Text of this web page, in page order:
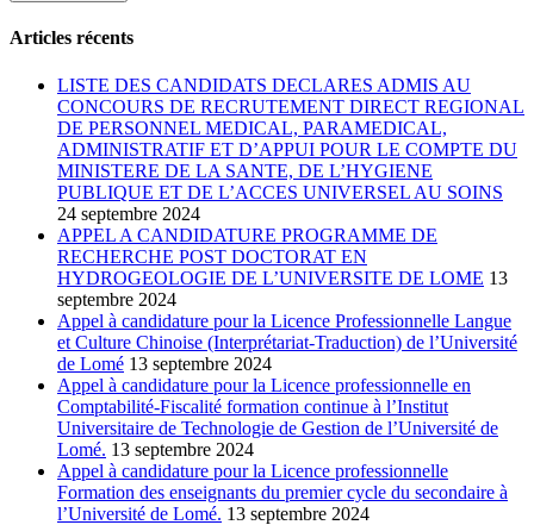
Articles récents
LISTE DES CANDIDATS DECLARES ADMIS AU
CONCOURS DE RECRUTEMENT DIRECT REGIONAL
DE PERSONNEL MEDICAL, PARAMEDICAL,
ADMINISTRATIF ET D’APPUI POUR LE COMPTE DU
MINISTERE DE LA SANTE, DE L’HYGIENE
PUBLIQUE ET DE L’ACCES UNIVERSEL AU SOINS
24 septembre 2024
APPEL A CANDIDATURE PROGRAMME DE
RECHERCHE POST DOCTORAT EN
HYDROGEOLOGIE DE L’UNIVERSITE DE LOME 13
septembre 2024
Appel à candidature pour la Licence Professionnelle Langue
et Culture Chinoise (Interprétariat-Traduction) de l’Université
de Lomé 13 septembre 2024
Appel à candidature pour la Licence professionnelle en
Comptabilité-Fiscalité formation continue à l’Institut
Universitaire de Technologie de Gestion de l’Université de
Lomé. 13 septembre 2024
Appel à candidature pour la Licence professionnelle
Formation des enseignants du premier cycle du secondaire à
l’Université de Lomé. 13 septembre 2024